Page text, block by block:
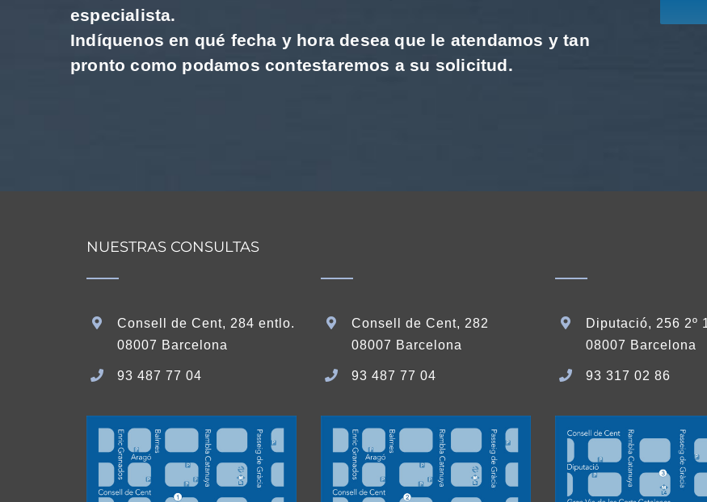
especialista.
Indíquenos en qué fecha y hora desea que le atendamos y tan
pronto como podamos contestaremos a su solicitud.
NUESTRAS CONSULTAS
Consell de Cent, 284 entlo.
08007 Barcelona
93 487 77 04
Consell de Cent, 282
08007 Barcelona
93 487 77 04
Diputació, 256 2º
08007 Barcelona
93 317 02 86